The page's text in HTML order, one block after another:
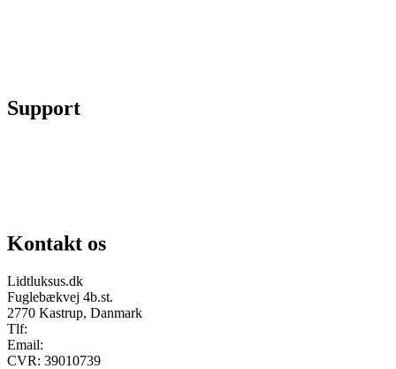
Support
Kontakt os
Lidtluksus.dk
Fuglebækvej 4b.st.
2770 Kastrup, Danmark
Tlf:
Email:
CVR: 39010739